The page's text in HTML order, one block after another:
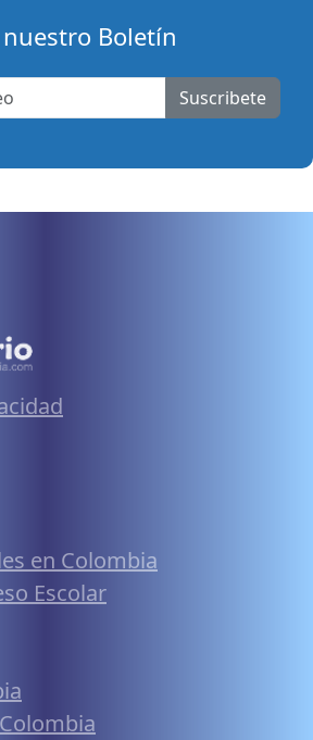
Boletín
Suscribete
en Colombia
Escolar